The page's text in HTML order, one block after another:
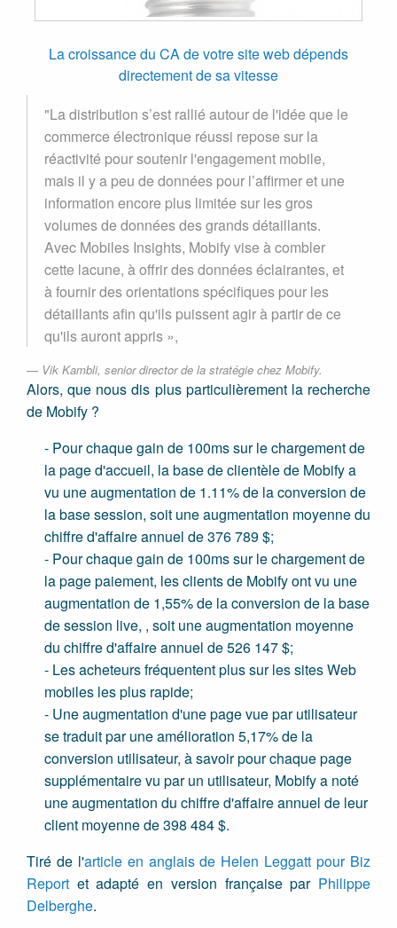
La croissance du CA de votre site web dépends
directement de sa vitesse
"La distribution s’est rallié autour de l'idée que le
commerce électronique réussi repose sur la
réactivité pour soutenir l'engagement mobile,
mais il y a peu de données pour l’affirmer et une
information encore plus limitée sur les gros
volumes de données des grands détaillants.
Avec Mobiles Insights, Mobify vise à combler
cette lacune, à offrir des données éclairantes, et
à fournir des orientations spécifiques pour les
détaillants afin qu'ils puissent agir à partir de ce
qu'ils auront appris »,
Vik Kambli, senior director de la stratégie chez Mobify.
Alors, que nous dis plus particulièrement la recherche
de Mobify ?
- Pour chaque gain de 100ms sur le chargement de
la page d'accueil, la base de clientèle de Mobify a
vu une augmentation de 1.11% de la conversion de
la base session, soit une augmentation moyenne du
chiffre d'affaire annuel de 376 789 $;
- Pour chaque gain de 100ms sur le chargement de
la page paiement, les clients de Mobify ont vu une
augmentation de 1,55% de la conversion de la base
de session live, , soit une augmentation moyenne
du chiffre d'affaire annuel de 526 147 $;
- Les acheteurs fréquentent plus sur les sites Web
mobiles les plus rapide;
- Une augmentation d'une page vue par utilisateur
se traduit par une amélioration 5,17% de la
conversion utilisateur, à savoir pour chaque page
supplémentaire vu par un utilisateur, Mobify a noté
une augmentation du chiffre d'affaire annuel de leur
client moyenne de 398 484 $.
Tiré de l'article en anglais de Helen Leggatt pour Biz
Report et adapté en version française par Philippe
Delberghe.